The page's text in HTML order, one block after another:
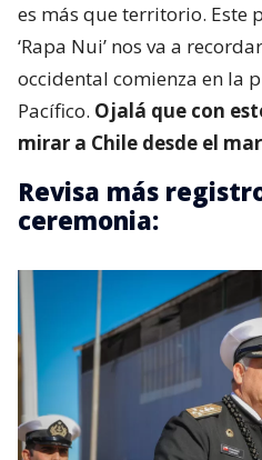
es más que territorio. Este
‘Rapa Nui’ nos va a
occidental comienza en la
Pacífico. Ojalá que con
mirar a Chile desde el
Revisa más
ceremonia: